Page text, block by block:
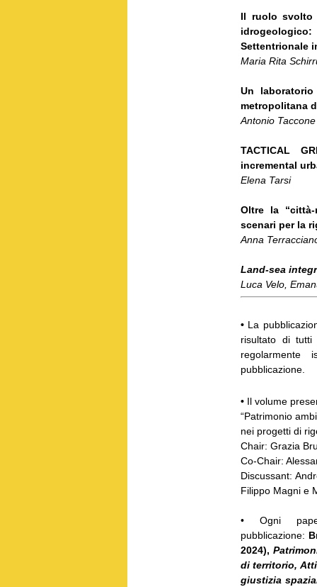
Il ruolo svolto
Settentrionale
Maria Rita
Un
metropolitana
Antonio Taccone
TACTICAL
incremental
Elena Tarsi
Oltre la
scenari per la
Anna
Land-sea
Luca Velo,
• La
risultato di
regolarmente
pubblicazione.
• Il volume
“Patrimonio
nei progetti di
Chair: Grazia
Co-Chair:
Discussant:
Filippo Magni e
• Ogni
pubblicazione:
2024),
di territorio, Atti
giustizia